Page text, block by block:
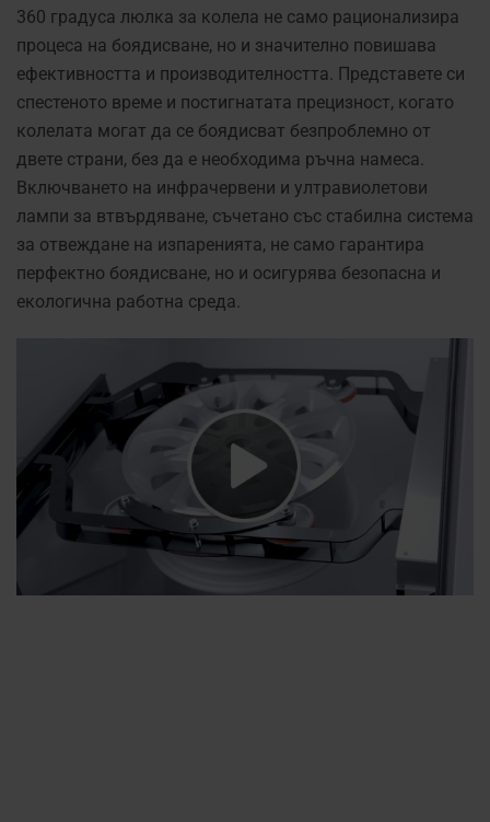
360 градуса люлка за колела не само рационализира
процеса на боядисване, но и значително повишава
ефективността и производителността. Представете си
спестеното време и постигнатата прецизност, когато
колелата могат да се боядисват безпроблемно от
двете страни, без да е необходима ръчна намеса.
Включването на инфрачервени и ултравиолетови
лампи за втвърдяване, съчетано със стабилна система
за отвеждане на изпаренията, не само гарантира
перфектно боядисване, но и осигурява безопасна и
екологична работна среда.